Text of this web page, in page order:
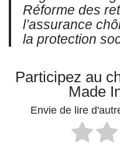
Réforme des
l’assurance
la protection
Participez au
Made
Envie de lire